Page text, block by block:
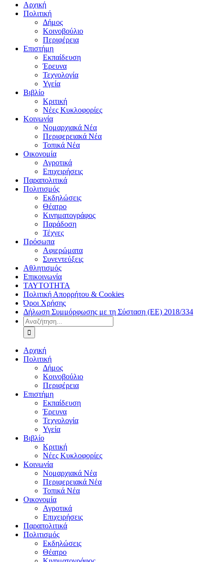
Αρχική
Πολιτική
Δήμος
Κοινοβούλιο
Περιφέρεια
Επιστήμη
Εκπαίδευση
Έρευνα
Τεχνολογία
Υγεία
Βιβλίο
Κριτική
Νέες Κυκλοφορίες
Κοινωνία
Νομαρχιακά Νέα
Περιφερειακά Νέα
Τοπικά Νέα
Οικονομία
Αγροτικά
Επιχειρήσεις
Παραπολιτικά
Πολιτισμός
Εκδηλώσεις
Θέατρο
Κινηματογράφος
Παράδοση
Τέχνες
Πρόσωπα
Αφιερώματα
Συνεντεύξεις
Αθλητισμός
Επικοινωνία
ΤΑΥΤΟΤΗΤΑ
Πολιτική Απορρήτου & Cookies
Όροι Χρήσης
Δήλωση Συμμόρφωσης με τη Σύσταση (ΕΕ) 2018/334
Αναζήτηση
για:
Αρχική
Πολιτική
Δήμος
Κοινοβούλιο
Περιφέρεια
Επιστήμη
Εκπαίδευση
Έρευνα
Τεχνολογία
Υγεία
Βιβλίο
Κριτική
Νέες Κυκλοφορίες
Κοινωνία
Νομαρχιακά Νέα
Περιφερειακά Νέα
Τοπικά Νέα
Οικονομία
Αγροτικά
Επιχειρήσεις
Παραπολιτικά
Πολιτισμός
Εκδηλώσεις
Θέατρο